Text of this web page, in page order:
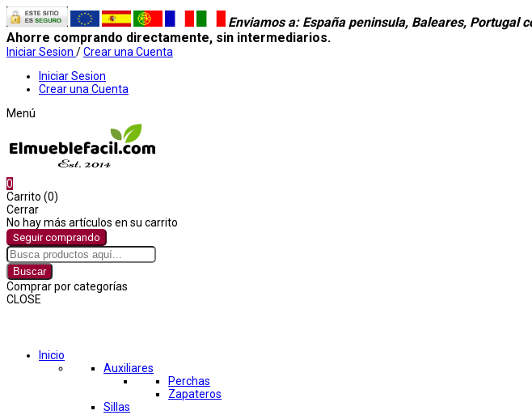
Enviamos a: España peninsula, Baleares, Portugal
Ahorre comprando directamente, sin intermediarios.
Iniciar Sesion /Crear una Cuenta
Iniciar Sesion
Crear una Cuenta
Menú
0
Carrito (0)
Cerrar
No hay más artículos en su carrito
Seguir comprando
Buscar
Comprar por categorías
CLOSE
Inicio
Auxiliares
Perchas
Zapateros
Sillas